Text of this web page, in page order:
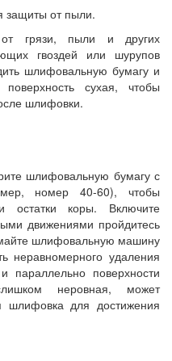
защиты от пыли.
от грязи, пыли и других
гвоздей или шурупов
шлифовальную бумагу и
сухая, чтобы
шлифовки.
шлифовальную бумагу с
номер 40-60), чтобы
остатки коры. Включите
движениями пройдитесь
шлифовальную машину
неравномерного удаления
параллельно поверхности
неровная, может
шлифовка для достижения